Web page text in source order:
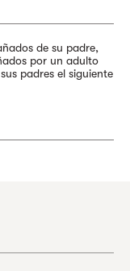
de su padre,
por un adulto
padres el siguiente